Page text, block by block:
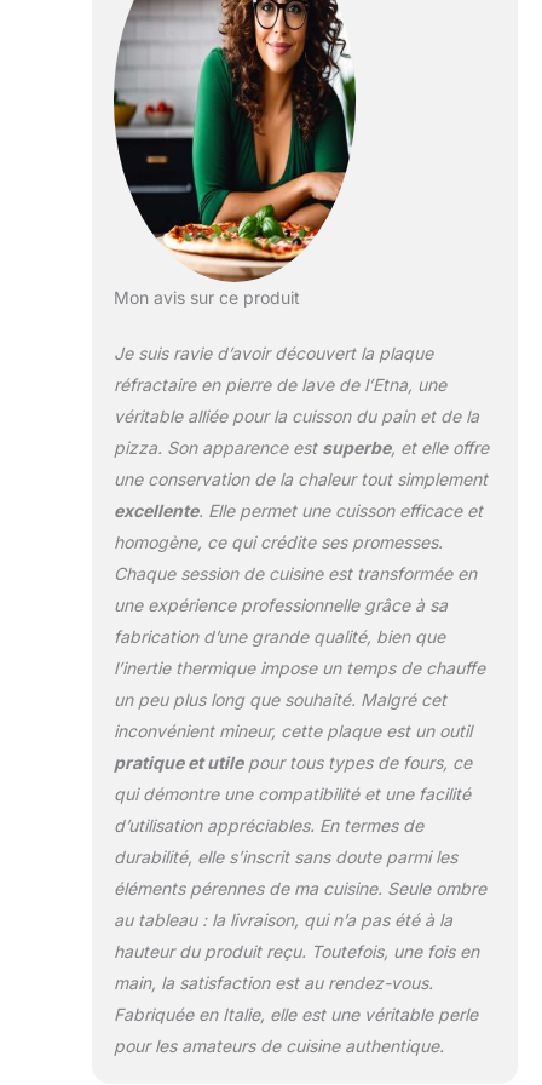
de stocker la
chaleur et de la
distribuer de
manière homogène
à la pizza En
retenant l'humidité,
la pâte devient plus
croustillante. Elle
résiste facilement à
des températures
n'émet pas de
nocives. Anti-
adhésive et
toujours chaude : la
plaque est
naturellement
antiadhésive En
outre, elle permet
d'accumuler et de
conserver de la
chaleur. Enfournez
une pizza l’une
après l'autre, sans
attendre que plaque
et économisez du
temps et de
l'énergie 100 %
sicilienne, naturelle
pierre de lave
utilisée provient
d'anciennes
éruptions
volcaniques de
l'Etna. Un matériau
naturel, entièrement
sicilien, travaillé de
manière artisanale.
Mon avis sur ce produit
Je suis ravie d’avoir découvert la plaque
réfractaire en pierre de lave de l’Etna, une
véritable alliée pour la cuisson du pain et de la
pizza. Son apparence est superbe, et elle offre
une conservation de la chaleur tout simplement
excellente. Elle permet une cuisson efficace et
homogène, ce qui crédite ses promesses.
Chaque session de cuisine est transformée en
une expérience professionnelle grâce à sa
fabrication d’une grande qualité, bien que
l’inertie thermique impose un temps de chauffe
un peu plus long que souhaité. Malgré cet
inconvénient mineur, cette plaque est un outil
pratique et utilepour tous types de fours, ce
qui démontre une compatibilité et une facilité
d’utilisation appréciables. En termes de
durabilité, elle s’inscrit sans doute parmi les
éléments pérennes de ma cuisine. Seule ombre
au tableau : la livraison, qui n’a pas été à la
hauteur du produit reçu. Toutefois, une fois en
main, la satisfaction est au rendez-vous.
Fabriquée en Italie, elle est une véritable perle
pour les amateurs de cuisine authentique.